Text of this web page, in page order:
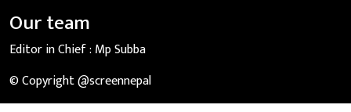
Our team
Editor in Chief : Mp Subba
© Copyright @screennepal